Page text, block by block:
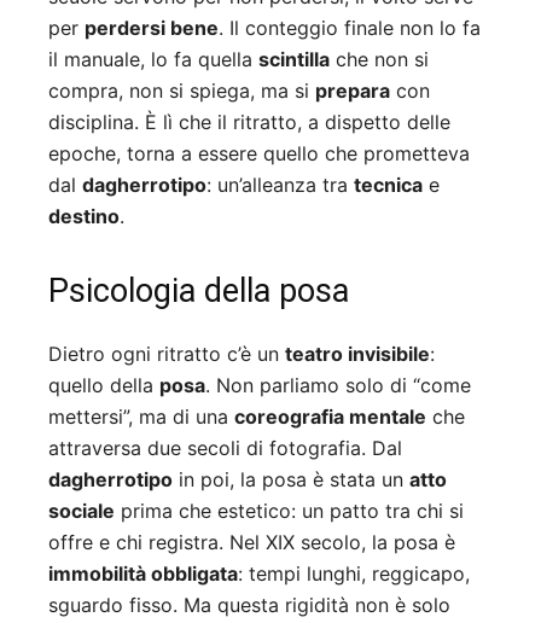
per perdersi bene. Il conteggio finale non lo fa
il manuale, lo fa quella scintilla che non si
compra, non si spiega, ma si prepara con
disciplina. È lì che il ritratto, a dispetto delle
epoche, torna a essere quello che prometteva
dal dagherrotipo: un’alleanza tra tecnica e
destino.
Psicologia della posa
Dietro ogni ritratto c’è un teatro invisibile:
quello della posa. Non parliamo solo di “come
mettersi”, ma di una coreografia mentale che
attraversa due secoli di fotografia. Dal
dagherrotipo in poi, la posa è stata un atto
sociale prima che estetico: un patto tra chi si
offre e chi registra. Nel XIX secolo, la posa è
immobilità obbligata: tempi lunghi, reggicapo,
sguardo fisso. Ma questa rigidità non è solo